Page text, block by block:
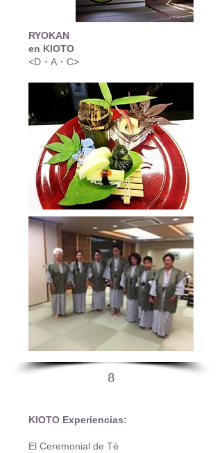
RYOKAN
en KIOTO
<D・A・C>
8
KIOTO Experiencias:
El Ceremonial de Té